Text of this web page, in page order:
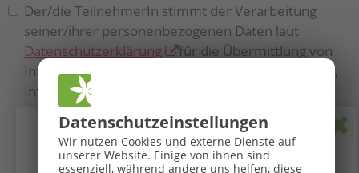
Datenschutz­einstellungen
Wir nutzen Cookies und externe Dienste auf
unserer Website. Einige von ihnen sind
essenziell, während andere uns helfen, diese
🌞GROSSE BaBlü® Sommeraktion🌞
Ihr Sommerbonus für Anmeldungen von 27.07. bis
Der/die TeilnehmerIn stimmt der Verarbeitung
seiner/ihrer personenbezogenen Daten laut
Datenschutzerklärung
für die Übermittlung von
Info- und Marketingmitteilungen (Gratis-Webinare,
Infoabende, Gesundheitstipps, Aktionen, etc.) via
Mail zu. Kontaktaufnahme erfolgt über
automatisierte (E-Mail) und nicht-automatisierte
(postalisch, telefonisch) Systeme. Durch die